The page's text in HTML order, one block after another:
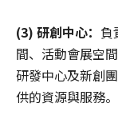
(3) 研創中心： 負
間、活動會展空
研發中心及新創
供的資源與服務。